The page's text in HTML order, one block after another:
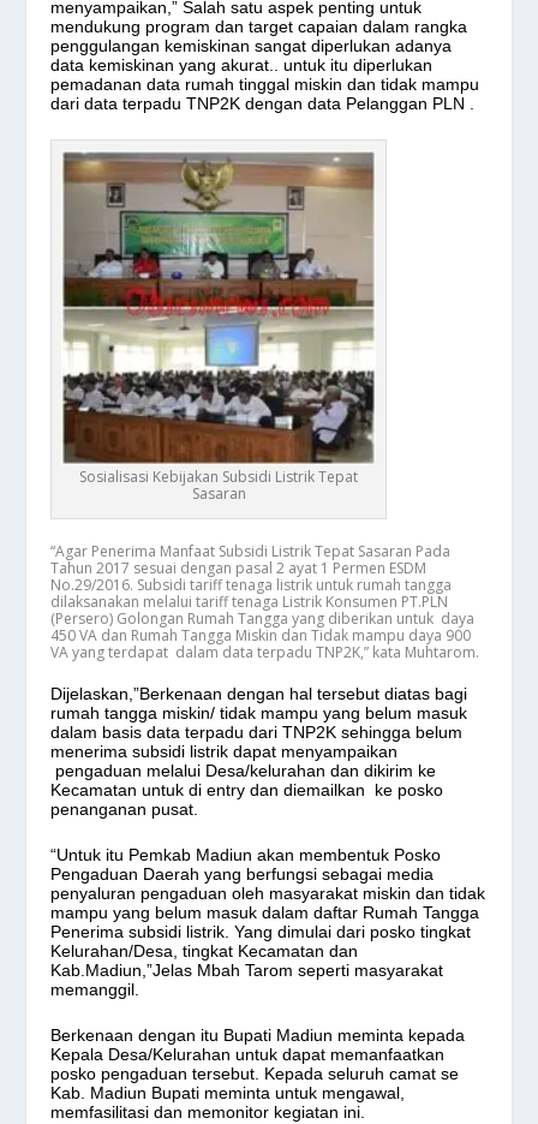
menyampaikan,” Salah satu aspek penting untuk
mendukung program dan target capaian dalam rangka
penggulangan kemiskinan sangat diperlukan adanya
data kemiskinan yang akurat.. untuk itu diperlukan
pemadanan data rumah tinggal miskin dan tidak mampu
dari data terpadu TNP2K dengan data Pelanggan PLN .
Sosialisasi Kebijakan Subsidi Listrik Tepat
Sasaran
“Agar Penerima Manfaat Subsidi Listrik Tepat Sasaran Pada
Tahun 2017 sesuai dengan pasal 2 ayat 1 Permen ESDM
No.29/2016. Subsidi tariff tenaga listrik untuk rumah tangga
dilaksanakan melalui tariff tenaga Listrik Konsumen PT.PLN
(Persero) Golongan Rumah Tangga yang diberikan untuk daya
450 VA dan Rumah Tangga Miskin dan Tidak mampu daya 900
VA yang terdapat dalam data terpadu TNP2K,” kata Muhtarom.
Dijelaskan,”Berkenaan dengan hal tersebut diatas bagi
rumah tangga miskin/ tidak mampu yang belum masuk
dalam basis data terpadu dari TNP2K sehingga belum
menerima subsidi listrik dapat menyampaikan
pengaduan melalui Desa/kelurahan dan dikirim ke
Kecamatan untuk di entry dan diemailkan ke posko
penanganan pusat.
“Untuk itu Pemkab Madiun akan membentuk Posko
Pengaduan Daerah yang berfungsi sebagai media
penyaluran pengaduan oleh masyarakat miskin dan tidak
mampu yang belum masuk dalam daftar Rumah Tangga
Penerima subsidi listrik. Yang dimulai dari posko tingkat
Kelurahan/Desa, tingkat Kecamatan dan
Kab.Madiun,”Jelas Mbah Tarom seperti masyarakat
memanggil.
Berkenaan dengan itu Bupati Madiun meminta kepada
Kepala Desa/Kelurahan untuk dapat memanfaatkan
posko pengaduan tersebut. Kepada seluruh camat se
Kab. Madiun Bupati meminta untuk mengawal,
memfasilitasi dan memonitor kegiatan ini.